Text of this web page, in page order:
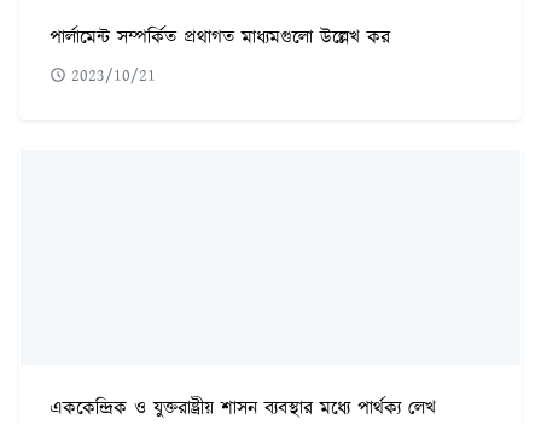
পার্লামেন্ট সম্পর্কিত প্রথাগত মাধ্যমগুলো উল্লেখ কর
2023/10/21
এককেন্দ্রিক ও যুক্তরাষ্ট্রীয় শাসন ব্যবস্থার মধ্যে পার্থক্য লেখ